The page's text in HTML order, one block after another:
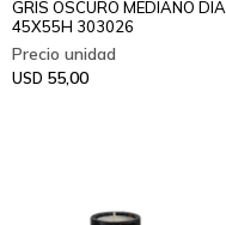
GRIS OSCURO MEDIANO DIA
45X55H 303026
USD 55,00